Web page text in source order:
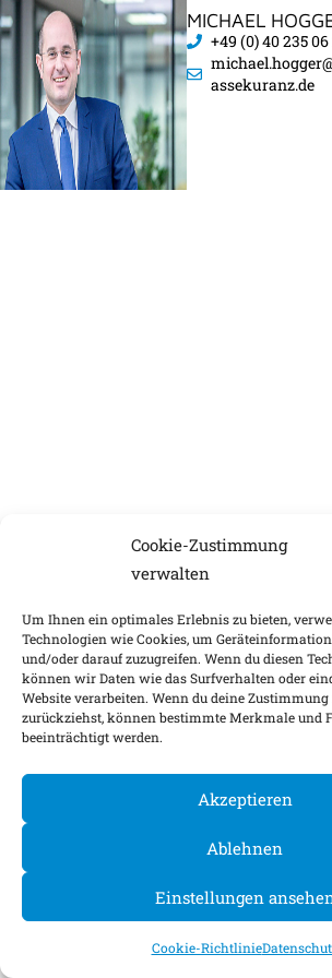
Cookie-Zustimmung
verwalten
Um Ihnen ein optimales Erlebnis zu bieten,
Technologien wie Cookies, um
und/oder darauf zuzugreifen. Wenn du diesen
können wir Daten wie das Surfverhalten oder
Website verarbeiten. Wenn du deine
zurückziehst, können bestimmte Merkmale und
beeinträchtigt werden.
Akzeptieren
Ablehnen
Einstellungen
Cookie-Richtlinie
MICHAEL
+49 (0) 40 235 06
assekuranz.de